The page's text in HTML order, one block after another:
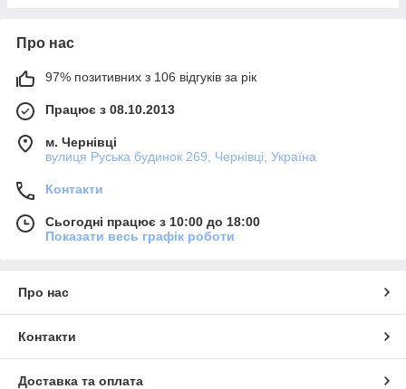
Про нас
97% позитивних з 106 відгуків за рік
Працює з 08.10.2013
м. Чернівці
вулиця Руська будинок 269, Чернівці, Україна
Контакти
Сьогодні працює з 10:00 до 18:00
Показати весь графік роботи
Про нас
Контакти
Доставка та оплата